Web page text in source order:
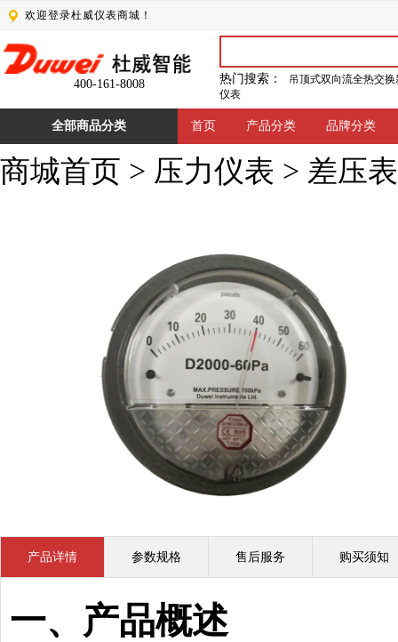
欢迎登录杜威仪表商城！
400-161-8008 热门搜索：
吊顶式双向流全热交
仪表
全部商品分类 首页 产品分类 品牌分类
商城首页 > 压力仪表 > 差压表
产品详情 参数规格 售后服务 购买须知
一、产品概述